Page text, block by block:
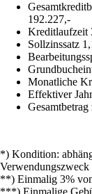
192.227,-
Kreditlaufzeit
Sollzinssatz
Monatliche
Effektiver
*) Kondition:
**) Einmalig 3%